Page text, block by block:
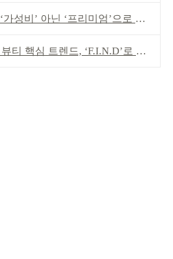
비’ 아닌 ‘프리미엄’으로 승부걸어야
티 핵심 트렌드, ‘F.I.N.D’로 읽는다